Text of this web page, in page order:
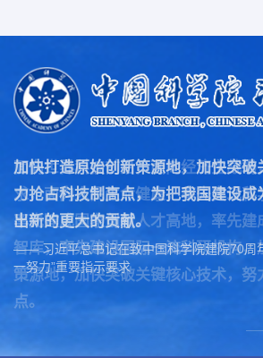
面向世界科技前沿，面向经济主战场
求，面向人民生命健康，率先实现科
率先建成国家创新人才高地，率先建
智库，率先建设国际一流科研机构，
策源地，加快突破关键核心技术，努
点。
加快打造原始创新策源地，加快突破
力抢占科技制高点，为把我国建设成
出新的更大的贡献。
—— 习近平总书记在致中国科学院建院70周
一努力”重要指示要求